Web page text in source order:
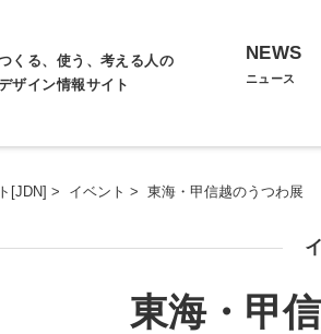
くる、使う、考える人の
ザイン情報サイト
NEWS
ニュース
[JDN] > イベント > 東海・甲信越のうつわ展
東海・甲